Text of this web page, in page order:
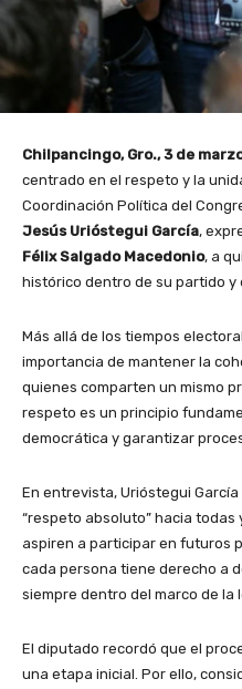
Chilpancingo, Gro., 3 de
centrado en el respeto y la
Coordinación Política del
Jesús Urióstegui García,
Félix Salgado Macedonio, a
histórico dentro de su partido y
Más allá de los tiempos
importancia de mantener la
quienes comparten un mismo
respeto es un principio
democrática y garantizar
En entrevista, Urióstegui
“respeto absoluto” hacia
aspiren a participar en futuros
cada persona tiene derecho a
siempre dentro del marco de la
El diputado recordó que el
una etapa inicial. Por ello,